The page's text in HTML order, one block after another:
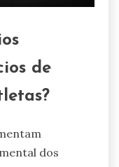
de
dos